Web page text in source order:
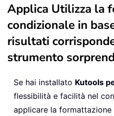
Applica Utilizza la
condizionale in
risultati
strumento
Se hai installato Kutools
flessibilità e facilità nel
applicare la formattazione